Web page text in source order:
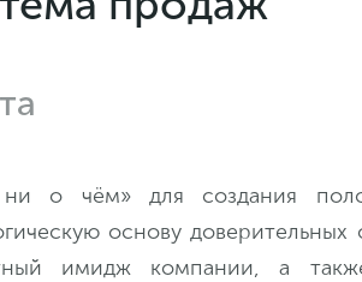
ни о чём» для создания
основу доверительных
имидж компании, а